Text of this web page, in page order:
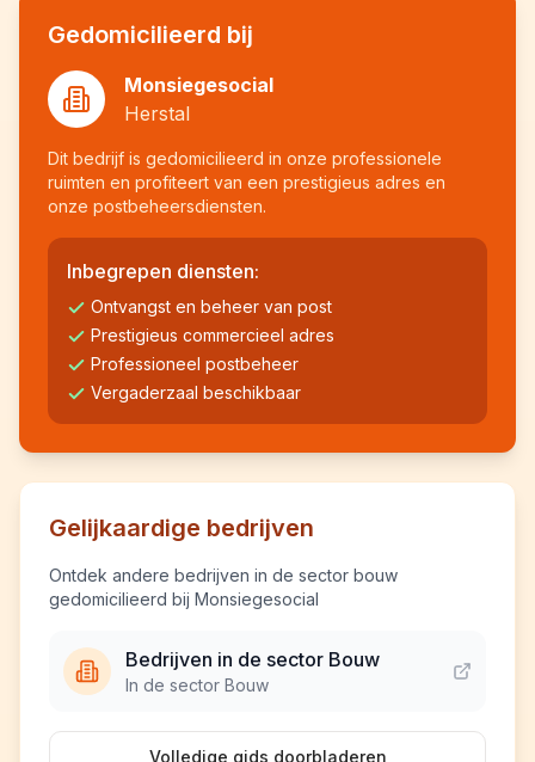
Gedomicilieerd bij
Monsiegesocial
Herstal
Dit bedrijf is gedomicilieerd in onze professionele
ruimten en profiteert van een prestigieus adres en
onze postbeheersdiensten.
Inbegrepen diensten:
Ontvangst en beheer van post
Prestigieus commercieel adres
Professioneel postbeheer
Vergaderzaal beschikbaar
Gelijkaardige bedrijven
Ontdek andere bedrijven in de sector bouw
gedomicilieerd bij Monsiegesocial
Bedrijven in de sector Bouw
In de sector Bouw
Volledige gids doorbladeren